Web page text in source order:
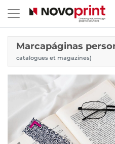
Marcapáginas
catalogues et magazines)